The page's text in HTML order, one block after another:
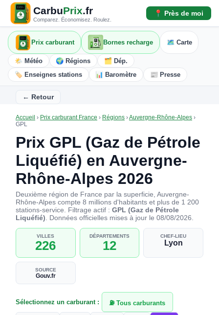
CarbuPrix.fr
Comparez. Économisez. Roulez.
📍 Près de moi
Prix carburant Bornes recharge 🗺️ Carte
🌤️ Météo 🌍 Régions
🗂️ Dép.
🏷️ Enseignes stations
📊 Baromètre 📰 Presse
← Retour
Accueil › Prix carburant France › Régions ›Auvergne-Rhône-Alpes ›
GPL
Prix GPL (Gaz de Pétrole
Liquéfié) en Auvergne-
Rhône-Alpes 2026
Deuxième région de France par la superficie, Auvergne-
Rhône-Alpes compte 8 millions d'habitants et plus de 1 200
stations-service. Filtrage actif : GPL (Gaz de Pétrole
Liquéfié). Données officielles mises à jour le 08/08/2026.
VILLES
226
DÉPARTEMENTS
12
CHEF-LIEU
Lyon
SOURCE
Gouv.fr
Sélectionnez un carburant : ⛽ Tous carburants